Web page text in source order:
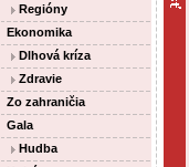
Regióny
Ekonomika
Dlhová kríza
Zdravie
Zo zahraničia
Gala
Hudba